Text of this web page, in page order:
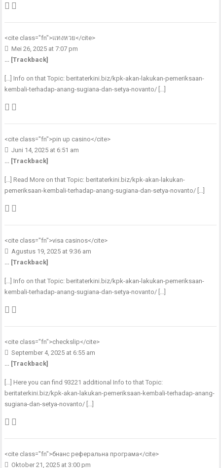
<cite class="fn">แทงหวย</cite>
Mei 26, 2025 at 7:07 pm
… [Trackback]
[…] Info on that Topic: beritaterkini.biz/kpk-akan-lakukan-pemeriksaan-
kembali-terhadap-anang-sugiana-dan-setya-novanto/ […]
<cite class="fn">pin up casino</cite>
Juni 14, 2025 at 6:51 am
… [Trackback]
[…] Read More on that Topic: beritaterkini.biz/kpk-akan-lakukan-
pemeriksaan-kembali-terhadap-anang-sugiana-dan-setya-novanto/ […]
<cite class="fn">visa casinos</cite>
Agustus 19, 2025 at 9:36 am
… [Trackback]
[…] Info on that Topic: beritaterkini.biz/kpk-akan-lakukan-pemeriksaan-
kembali-terhadap-anang-sugiana-dan-setya-novanto/ […]
<cite class="fn">checkslip</cite>
September 4, 2025 at 6:55 am
… [Trackback]
[…] Here you can find 93221 additional Info to that Topic:
beritaterkini.biz/kpk-akan-lakukan-pemeriksaan-kembali-terhadap-anang-
sugiana-dan-setya-novanto/ […]
<cite class="fn">бнанс реферальна програма</cite>
Oktober 21, 2025 at 3:00 pm